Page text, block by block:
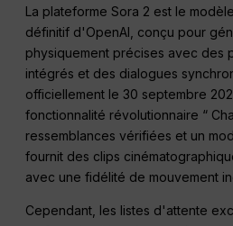
La plateforme Sora 2 est le
définitif d'OpenAI, conçu pour
physiquement précises avec des
intégrés et des dialogues
officiellement le 30 septembre
fonctionnalité révolutionnaire “
ressemblances vérifiées et un
fournit des clips
avec une fidélité de mouvement
Cependant, les listes d'attente